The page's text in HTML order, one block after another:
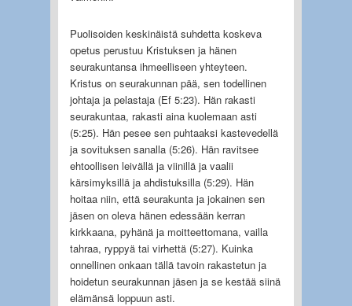
Puolisoiden keskinäistä suhdetta koskeva
opetus perustuu Kristuksen ja hänen
seurakuntansa ihmeelliseen yhteyteen.
Kristus on seurakunnan pää, sen todellinen
johtaja ja pelastaja (Ef 5:23). Hän rakasti
seurakuntaa, rakasti aina kuolemaan asti
(5:25). Hän pesee sen puhtaaksi kastevedellä
ja sovituksen sanalla (5:26). Hän ravitsee
ehtoollisen leivällä ja viinillä ja vaalii
kärsimyksillä ja ahdistuksilla (5:29). Hän
hoitaa niin, että seurakunta ja jokainen sen
jäsen on oleva hänen edessään kerran
kirkkaana, pyhänä ja moitteettomana, vailla
tahraa, ryppyä tai virhettä (5:27). Kuinka
onnellinen onkaan tällä tavoin rakastetun ja
hoidetun seurakunnan jäsen ja se kestää siinä
elämänsä loppuun asti.